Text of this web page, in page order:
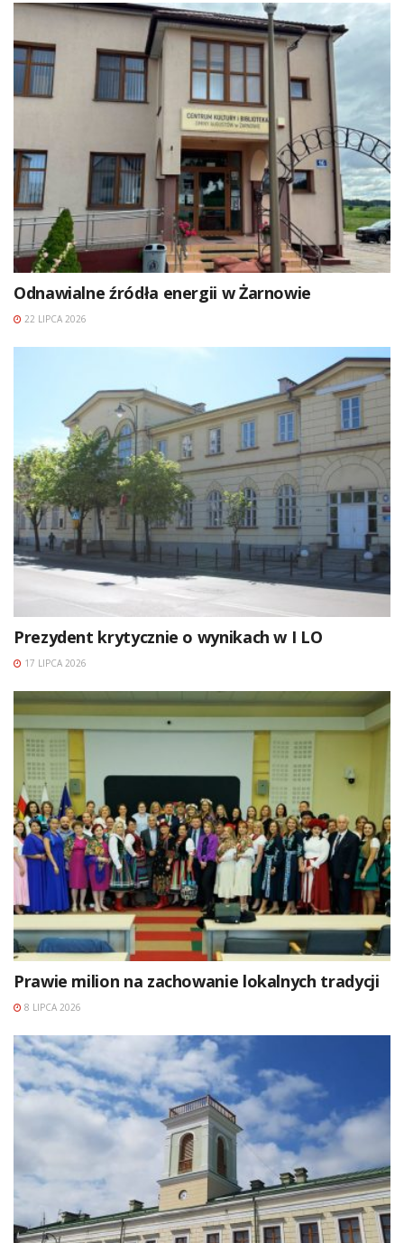
Odnawialne źródła energii w Żarnowie
22 LIPCA 2026
Prezydent krytycznie o wynikach w I LO
17 LIPCA 2026
Prawie milion na zachowanie lokalnych tradycji
8 LIPCA 2026